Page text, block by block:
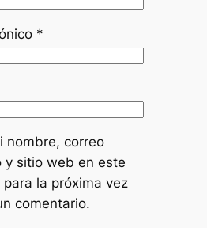
*
nombre, correo
y sitio web en este
la próxima vez
comentario.